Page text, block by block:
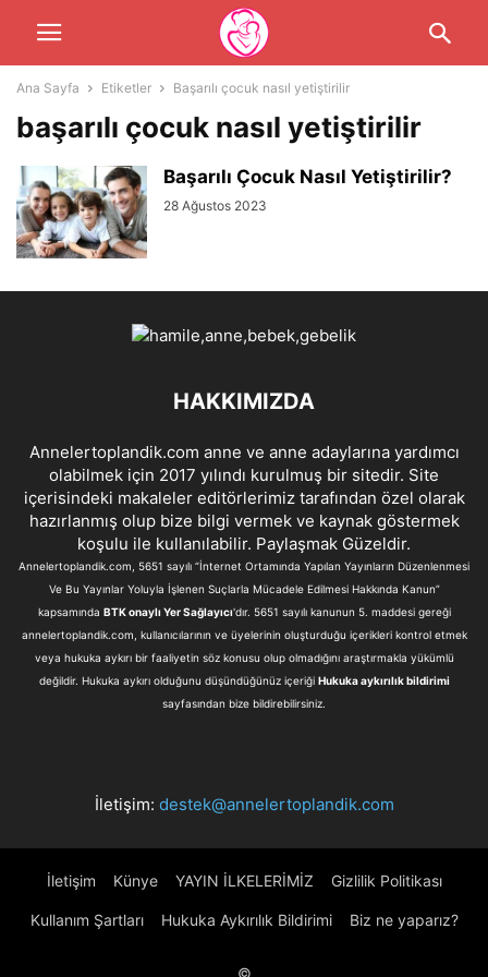
Ana Sayfa Etiketler Başarılı çocuk nasıl yetiştirilir
başarılı çocuk nasıl yetiştirilir
Başarılı Çocuk Nasıl Yetiştirilir?
28 Ağustos 2023
HAKKIMIZDA
Annelertoplandik.com anne ve anne adaylarına yardımcı
olabilmek için 2017 yılındı kurulmuş bir sitedir. Site
içerisindeki makaleler editörlerimiz tarafından özel olarak
hazırlanmış olup bize bilgi vermek ve kaynak göstermek
koşulu ile kullanılabilir. Paylaşmak Güzeldir.
Annelertoplandik.com, 5651 sayılı “İnternet Ortamında Yapılan Yayınların Düzenlenmesi
Ve Bu Yayınlar Yoluyla İşlenen Suçlarla Mücadele Edilmesi Hakkında Kanun”
kapsamında BTK onaylı Yer Sağlayıcı'dır. 5651 sayılı kanunun 5. maddesi gereği
annelertoplandik.com, kullanıcılarının ve üyelerinin oluşturduğu içerikleri kontrol etmek
veya hukuka aykırı bir faaliyetin söz konusu olup olmadığını araştırmakla yükümlü
değildir. Hukuka aykırı olduğunu düşündüğünüz içeriği Hukuka aykırılık bildirimi
sayfasından bize bildirebilirsiniz.
İletişim: destek@annelertoplandik.com
İletişim Künye YAYIN İLKELERİMİZ Gizlilik Politikası
Kullanım Şartları Hukuka Aykırılık Bildirimi Biz ne yaparız?
©